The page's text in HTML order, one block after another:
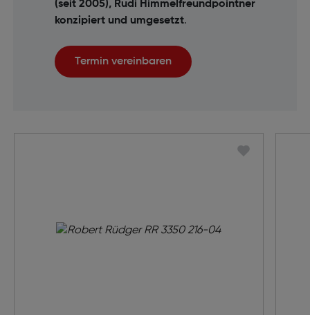
(seit 2005), Rudi Himmelfreundpointner
konzipiert und umgesetzt.
Termin vereinbaren